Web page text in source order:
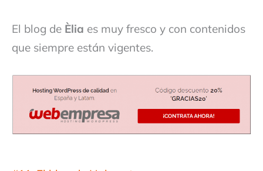
El blog de Èlia es muy fresco y con contenidos
que siempre están vigentes.